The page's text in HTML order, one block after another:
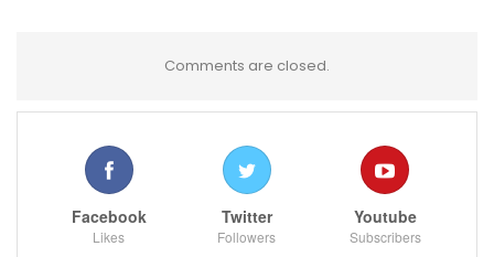
Comments are closed.
Facebook
Likes
Twitter
Followers
Youtube
Subscribers